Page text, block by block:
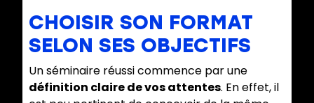
CHOISIR SON FORMAT
SELON SES OBJECTIFS
Un séminaire réussi commence par une
définition claire de vos attentes. En effet, il